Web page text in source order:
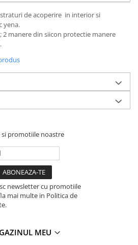
de acoperire in interior si
yena.
2 manere din siicon protectie manere
promotiile noastre
newsletter cu promotiile
mai multe in Politica de
MEU